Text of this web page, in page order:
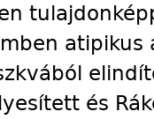
atipikus
és